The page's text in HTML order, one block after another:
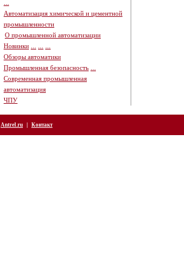
Автоматизация химической и цементной
промышленности
О промышленной автоматизации
Новинки
Обзоры автоматики
Промышленная безопасность
Современная промышленная
автоматизация
ЧПУ
Antrel.ru | Контакт